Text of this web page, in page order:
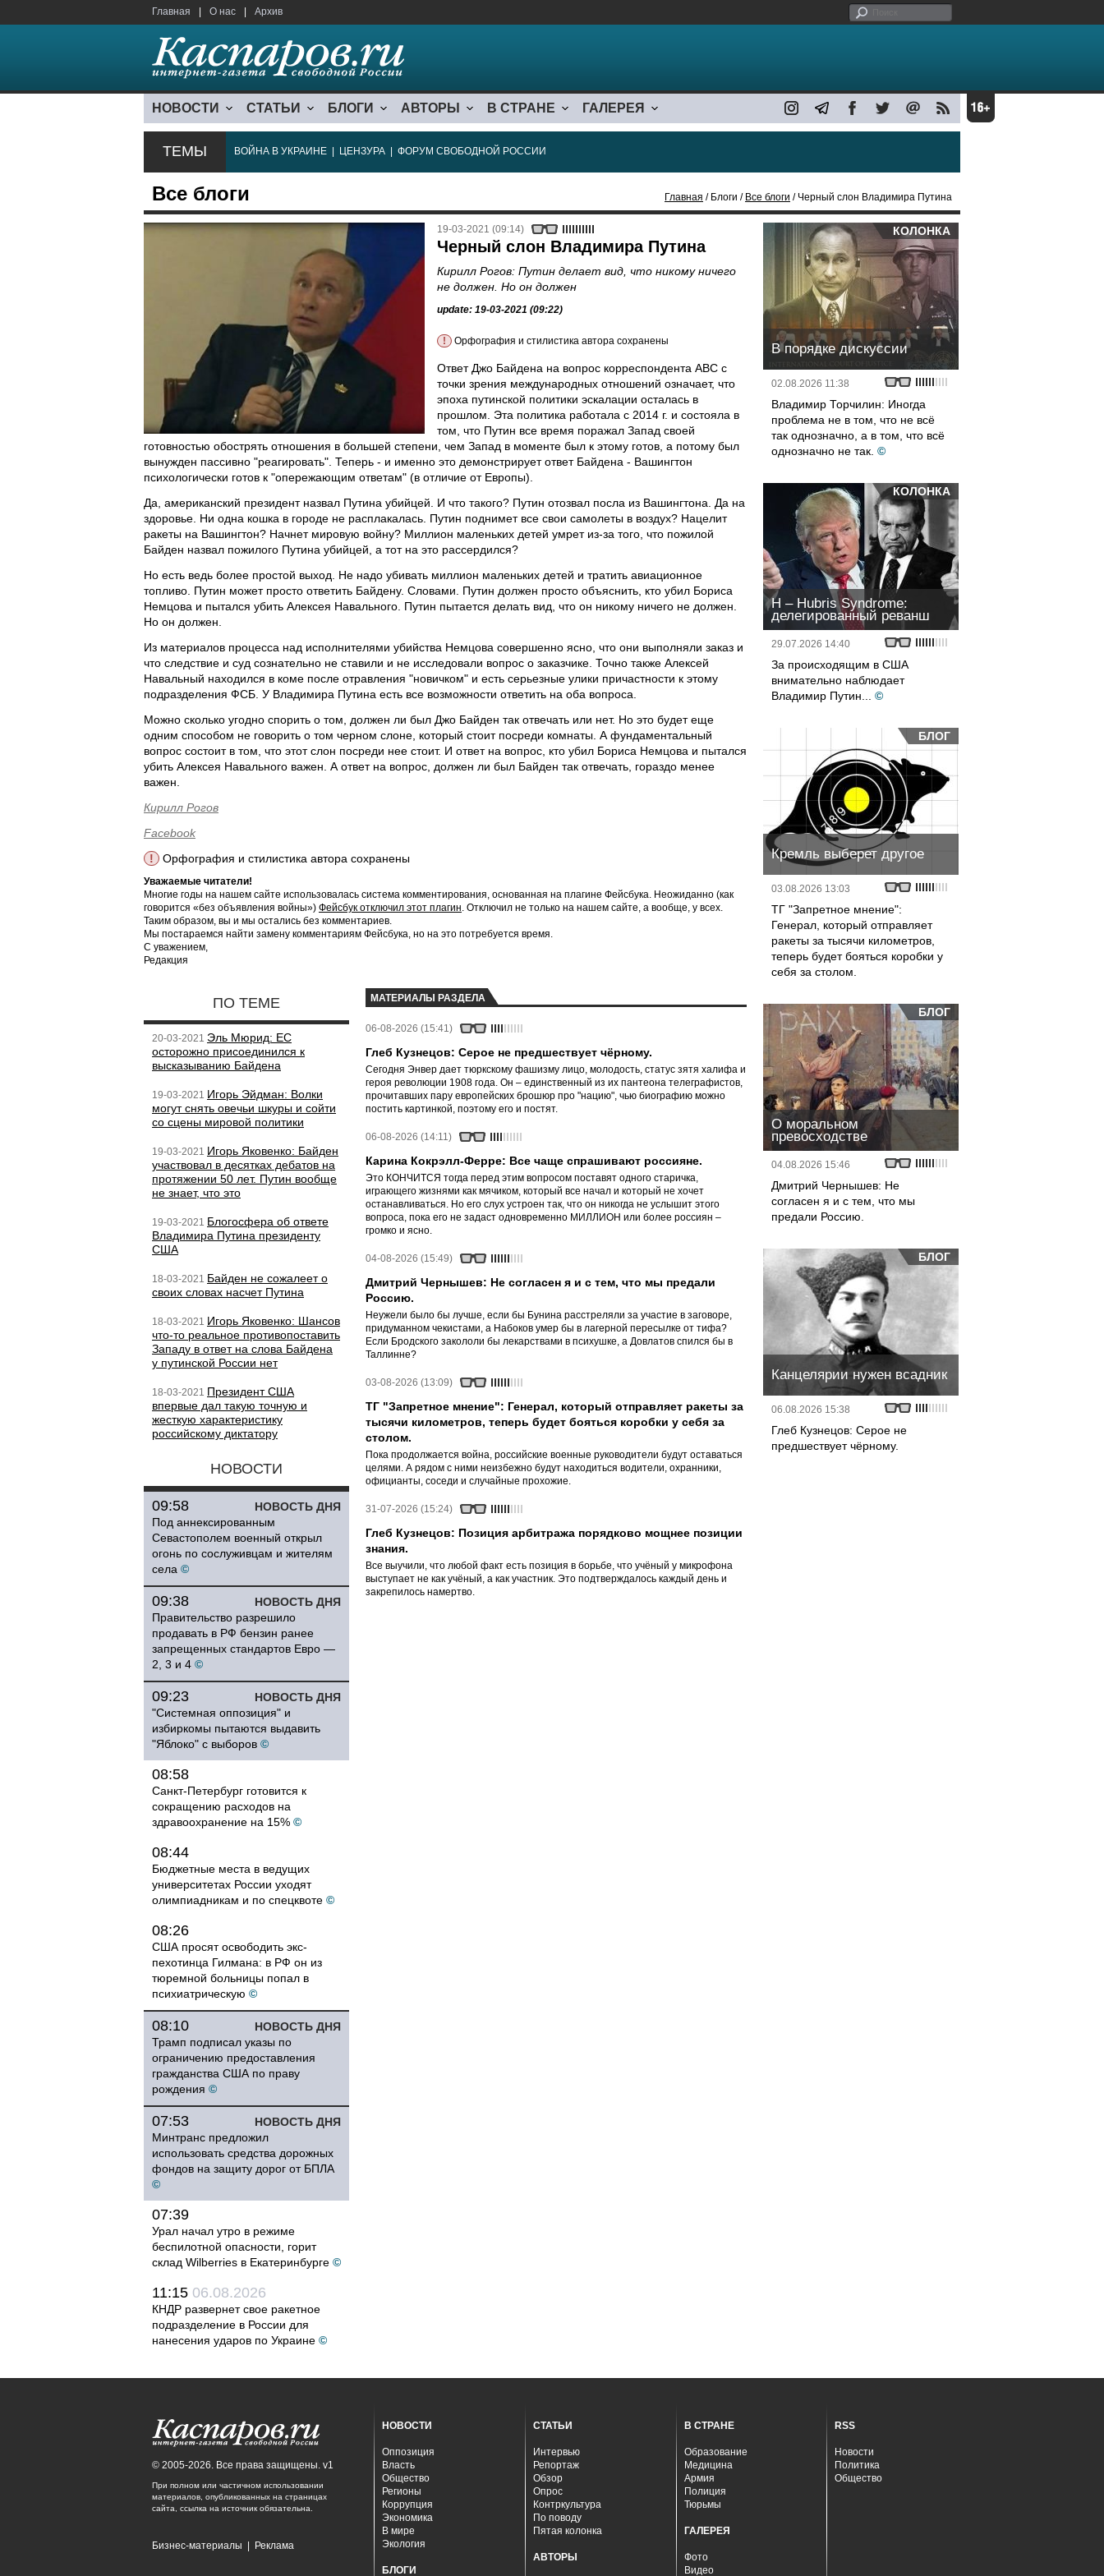
Главная О нас Архив
НОВОСТИ СТАТЬИ БЛОГИ АВТОРЫ В СТРАНЕ ГАЛЕРЕЯ
ТЕМЫ ВОЙНА В УКРАИНЕ ЦЕНЗУРА ФОРУМ СВОБОДНОЙ РОССИИ
Все блоги Главная / Блоги / Все блоги / Черный слон Владимира Путина
19-03-2021 (09:14)
Черный слон Владимира Путина
Кирилл Рогов: Путин делает вид, что никому ничего
не должен. Но он должен
update: 19-03-2021 (09:22)
! Орфография и стилистика автора сохранены
Ответ Джо Байдена на вопрос корреспондента ABC с
точки зрения международных отношений означает, что
эпоха путинской политики эскалации осталась в
прошлом. Эта политика работала с 2014 г. и состояла в
том, что Путин все время поражал Запад своей
готовностью обострять отношения в большей степени, чем Запад в моменте был к этому готов, а потому был
вынужден пассивно "реагировать". Теперь - и именно это демонстрирует ответ Байдена - Вашингтон
психологически готов к "опережающим ответам" (в отличие от Европы).
Да, американский президент назвал Путина убийцей. И что такого? Путин отозвал посла из Вашингтона. Да на
здоровье. Ни одна кошка в городе не расплакалась. Путин поднимет все свои самолеты в воздух? Нацелит
ракеты на Вашингтон? Начнет мировую войну? Миллион маленьких детей умрет из-за того, что пожилой
Байден назвал пожилого Путина убийцей, а тот на это рассердился?
Но есть ведь более простой выход. Не надо убивать миллион маленьких детей и тратить авиационное
топливо. Путин может просто ответить Байдену. Словами. Путин должен просто объяснить, кто убил Бориса
Немцова и пытался убить Алексея Навального. Путин пытается делать вид, что он никому ничего не должен.
Но он должен.
Из материалов процесса над исполнителями убийства Немцова совершенно ясно, что они выполняли заказ и
что следствие и суд сознательно не ставили и не исследовали вопрос о заказчике. Точно также Алексей
Навальный находился в коме после отравления "новичком" и есть серьезные улики причастности к этому
подразделения ФСБ. У Владимира Путина есть все возможности ответить на оба вопроса.
Можно сколько угодно спорить о том, должен ли был Джо Байден так отвечать или нет. Но это будет еще
одним способом не говорить о том черном слоне, который стоит посреди комнаты. А фундаментальный
вопрос состоит в том, что этот слон посреди нее стоит. И ответ на вопрос, кто убил Бориса Немцова и пытался
убить Алексея Навального важен. А ответ на вопрос, должен ли был Байден так отвечать, гораздо менее
важен.
Кирилл Рогов
Facebook
!
Орфография и стилистика автора сохранены
Уважаемые читатели!
Многие годы на нашем сайте использовалась система комментирования, основанная на плагине Фейсбука. Неожиданно (как
говорится «без объявления войны») Фейсбук отключил этот плагин. Отключил не только на нашем сайте, а вообще, у всех.
Таким образом, вы и мы остались без комментариев.
Мы постараемся найти замену комментариям Фейсбука, но на это потребуется время.
С уважением,
Редакция
ПО ТЕМЕ
20-03-2021 Эль Мюрид: ЕС
осторожно присоединился к
высказыванию Байдена
19-03-2021 Игорь Эйдман: Волки
могут снять овечьи шкуры и сойти
со сцены мировой политики
19-03-2021 Игорь Яковенко: Байден
участвовал в десятках дебатов на
протяжении 50 лет. Путин вообще
не знает, что это
19-03-2021 Блогосфера об ответе
Владимира Путина президенту
США
18-03-2021 Байден не сожалеет о
своих словах насчет Путина
18-03-2021 Игорь Яковенко: Шансов
что-то реальное противопоставить
Западу в ответ на слова Байдена
у путинской России нет
18-03-2021 Президент США
впервые дал такую точную и
жесткую характеристику
российскому диктатору
НОВОСТИ
НОВОСТЬ ДНЯ
09:58
Под аннексированным
Севастополем военный открыл
огонь по сослуживцам и жителям
села ©
НОВОСТЬ ДНЯ
09:38
Правительство разрешило
продавать в РФ бензин ранее
запрещенных стандартов Евро —
2, 3 и 4 ©
НОВОСТЬ ДНЯ
09:23
"Системная оппозиция" и
избиркомы пытаются выдавить
"Яблоко" с выборов ©
08:58
Санкт-Петербург готовится к
сокращению расходов на
здравоохранение на 15% ©
08:44
Бюджетные места в ведущих
университетах России уходят
олимпиадникам и по спецквоте ©
08:26
США просят освободить экс-
пехотинца Гилмана: в РФ он из
тюремной больницы попал в
психиатрическую ©
НОВОСТЬ ДНЯ
08:10
Трамп подписал указы по
ограничению предоставления
гражданства США по праву
рождения ©
НОВОСТЬ ДНЯ
07:53
Минтранс предложил
использовать средства дорожных
фондов на защиту дорог от БПЛА
©
07:39
Урал начал утро в режиме
беспилотной опасности, горит
склад Wilberries в Екатеринбурге ©
11:15 06.08.2026
КНДР развернет свое ракетное
подразделение в России для
нанесения ударов по Украине ©
МАТЕРИАЛЫ РАЗДЕЛА
06-08-2026 (15:41)
Глеб Кузнецов: Серое не предшествует чёрному.
Сегодня Энвер дает тюркскому фашизму лицо, молодость, статус зятя халифа и
героя революции 1908 года. Он – единственный из их пантеона телеграфистов,
прочитавших пару европейских брошюр про "нацию", чью биографию можно
постить картинкой, поэтому его и постят.
06-08-2026 (14:11)
Карина Кокрэлл-Ферре: Все чаще спрашивают россияне.
Это КОНЧИТСЯ тогда перед этим вопросом поставят одного старичка,
играющего жизнями как мячиком, который все начал и который не хочет
останавливаться. Но его слух устроен так, что он никогда не услышит этого
вопроса, пока его не задаст одновременно МИЛЛИОН или более россиян –
громко и ясно.
04-08-2026 (15:49)
Дмитрий Чернышев: Не согласен я и с тем, что мы предали
Россию.
Неужели было бы лучше, если бы Бунина расстреляли за участие в заговоре,
придуманном чекистами, а Набоков умер бы в лагерной пересылке от тифа?
Если Бродского закололи бы лекарствами в психушке, а Довлатов спился бы в
Таллинне?
03-08-2026 (13:09)
ТГ "Запретное мнение": Генерал, который отправляет ракеты за
тысячи километров, теперь будет бояться коробки у себя за
столом.
Пока продолжается война, российские военные руководители будут оставаться
целями. А рядом с ними неизбежно будут находиться водители, охранники,
официанты, соседи и случайные прохожие.
31-07-2026 (15:24)
Глеб Кузнецов: Позиция арбитража порядково мощнее позиции
знания.
Все выучили, что любой факт есть позиция в борьбе, что учёный у микрофона
выступает не как учёный, а как участник. Это подтверждалось каждый день и
закрепилось намертво.
КОЛОНКА
В порядке дискуссии
02.08.2026 11:38
Владимир Торчилин: Иногда
проблема не в том, что не всё
так однозначно, а в том, что всё
однозначно не так. ©
КОЛОНКА
H – Hubris Syndrome:
делегированный реванш
29.07.2026 14:40
За происходящим в США
внимательно наблюдает
Владимир Путин...
©
БЛОГ
Кремль выберет другое
03.08.2026 13:03
ТГ "Запретное мнение":
Генерал, который отправляет
ракеты за тысячи километров,
теперь будет бояться коробки у
себя за столом.
БЛОГ
О моральном
превосходстве
04.08.2026 15:46
Дмитрий Чернышев: Не
согласен я и с тем, что мы
предали Россию.
БЛОГ
Канцелярии нужен всадник
06.08.2026 15:38
Глеб Кузнецов: Серое не
предшествует чёрному.
© 2005-2026. Все права защищены. v1
При полном или частичном использовании
материалов, опубликованных на страницах
сайта, ссылка на источник обязательна.
Бизнес-материалы Реклама
НОВОСТИ
Оппозиция
Власть
Общество
Регионы
Коррупция
Экономика
В мире
Экология
БЛОГИ
СТАТЬИ
Интервью
Репортаж
Обзор
Опрос
Контркультура
По поводу
Пятая колонка
АВТОРЫ
В СТРАНЕ
Образование
Медицина
Армия
Полиция
Тюрьмы
ГАЛЕРЕЯ
Фото
Видео
RSS
Новости
Политика
Общество